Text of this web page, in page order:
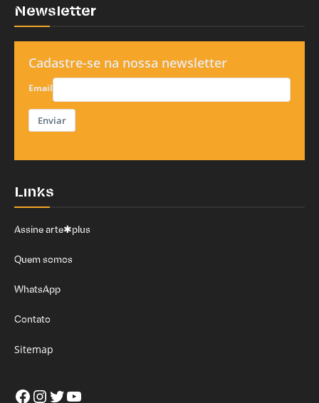
Newsletter
Cadastre-se na nossa newsletter
Email
Enviar
Links
Assine arte✱plus
Quem somos
WhatsApp
Contato
Sitemap
Facebook
Instagram
Twitter
Youtube